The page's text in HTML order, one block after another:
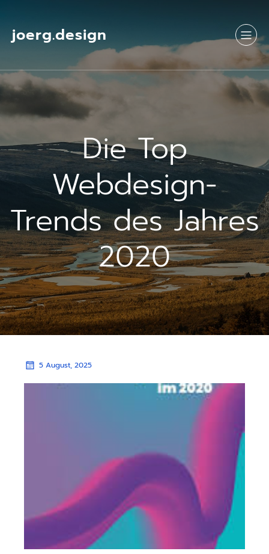
joerg.design
Die Top
Webdesign-
Trends des Jahres
2020
5 August, 2025